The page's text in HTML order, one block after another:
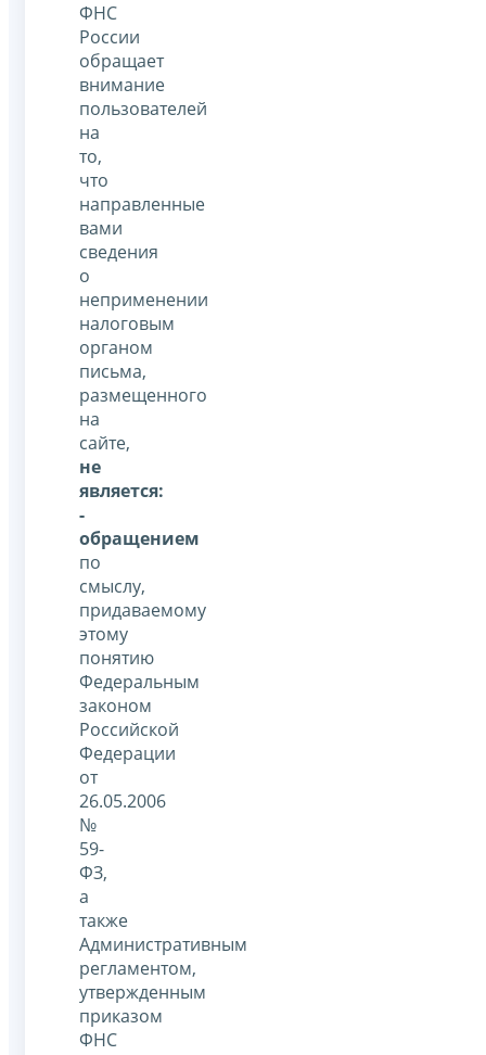
ФНС
России
обращает
внимание
пользователей
на
то,
что
направленные
вами
сведения
о
неприменении
налоговым
органом
письма,
размещенного
на
сайте,
не
является:
-
обращением
по
смыслу,
придаваемому
этому
понятию
Федеральным
законом
Российской
Федерации
от
26.05.2006
№
59-
ФЗ,
а
также
Административным
регламентом,
утвержденным
приказом
ФНС